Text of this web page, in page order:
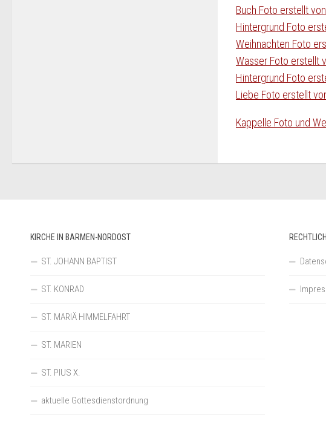
Buch Foto erstellt
Hintergrund Foto
Weihnachten Foto
Wasser Foto erstellt
Hintergrund Foto
Liebe Foto erstellt
Kappelle Foto und
KIRCHE IN BARMEN-NORDOST
ST. JOHANN BAPTIST
ST. KONRAD
ST. MARIÄ HIMMELFAHRT
ST. MARIEN
ST. PIUS X.
aktuelle Gottesdienstordnung